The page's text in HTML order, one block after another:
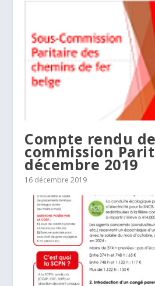
Compte rendu
commission
décembre 2019
16 décembre 2019